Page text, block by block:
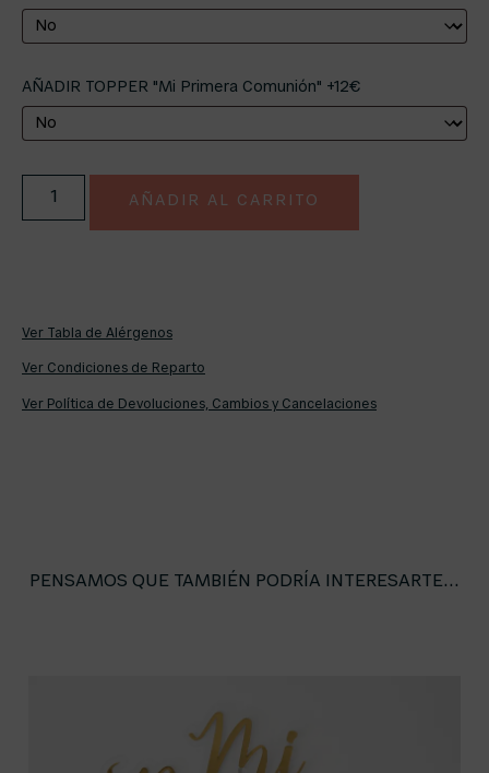
AÑADIR TOPPER "Mi Primera Comunión" +12€
AÑADIR AL CARRITO
Ver Tabla de Alérgenos
Ver Condiciones de Reparto
Ver Política de Devoluciones, Cambios y Cancelaciones
PENSAMOS QUE TAMBIÉN PODRÍA INTERESARTE...